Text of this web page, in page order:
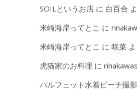
SOILというお店 に 白百合
米崎海岸ってとこ に
米崎海岸ってとこ に 咲菜
虎猫家のお料理 に
パルフェット水着ビーチ撮影